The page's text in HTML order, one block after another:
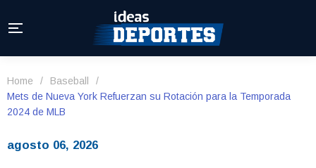
Home / Baseball
/
Mets de Nueva York Refuerzan su Rotación para la Temporada
2024 de MLB
agosto 06, 2026